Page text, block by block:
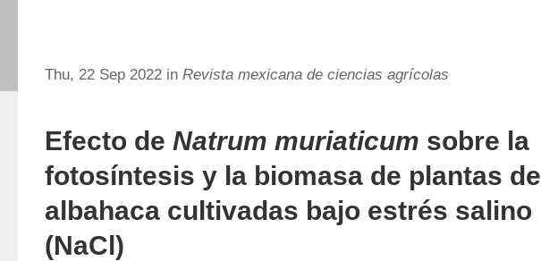
Thu, 22 Sep 2022 in Revista mexicana de ciencias agrícolas
Efecto de Natrum muriaticum sobre la
fotosíntesis y la biomasa de plantas de
albahaca cultivadas bajo estrés salino
(NaCl)